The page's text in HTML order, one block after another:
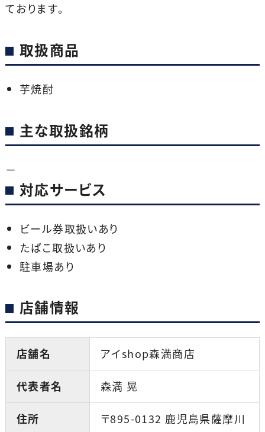
ております。
取扱商品
芋焼酎
主な取扱銘柄
－
対応サービス
ビール券取扱いあり
たばこ取扱いあり
駐車場あり
店舗情報
店舗名 アイshop森満商店
代表者名 森満 晃
住所
〒895-0132 鹿児島県薩摩川